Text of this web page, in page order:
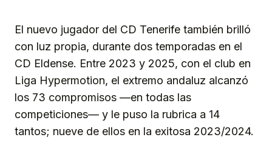
El nuevo jugador del CD Tenerife también brilló
con luz propia, durante dos temporadas en el
CD Eldense. Entre 2023 y 2025, con el club en
Liga Hypermotion, el extremo andaluz alcanzó
los 73 compromisos —en todas las
competiciones— y le puso la rubrica a 14
tantos; nueve de ellos en la exitosa 2023/2024.